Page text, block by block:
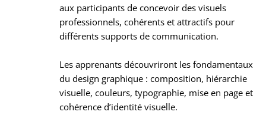
aux participants de concevoir des visuels
professionnels, cohérents et attractifs pour
différents supports de communication.
Les apprenants découvriront les fondamentaux
du design graphique : composition, hiérarchie
visuelle, couleurs, typographie, mise en page et
cohérence d’identité visuelle.